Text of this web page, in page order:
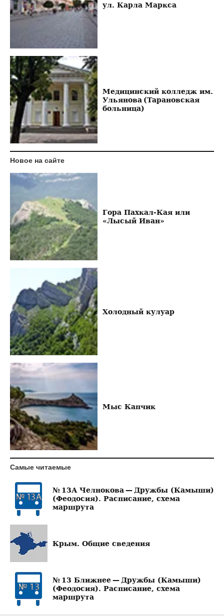
ул. Карла Маркса
Медицинский колледж им.
Ульянова (Тарановская
больница)
Новое на сайте
Гора Пахкал-Кая или
«Лысый Иван»
Холодный кулуар
Мыс Капчик
Самые читаемые
№ 13А Челнокова — Дружбы (Камыши)
(Феодосия). Расписание, схема
маршрута
Крым. Общие сведения
№ 13 Ближнее — Дружбы (Камыши)
(Феодосия). Расписание, схема
маршрута